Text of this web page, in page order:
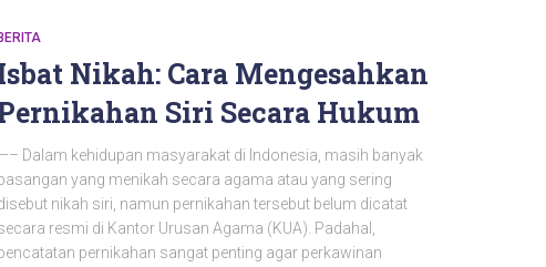
BERITA
Nikah: Cara Mengesahkan
Siri Secara Hukum
Dalam kehidupan masyarakat di Indonesia, masih banyak
yang menikah secara agama atau yang sering
nikah siri, namun pernikahan tersebut belum dicatat
resmi di Kantor Urusan Agama (KUA). Padahal,
pernikahan sangat penting agar perkawinan